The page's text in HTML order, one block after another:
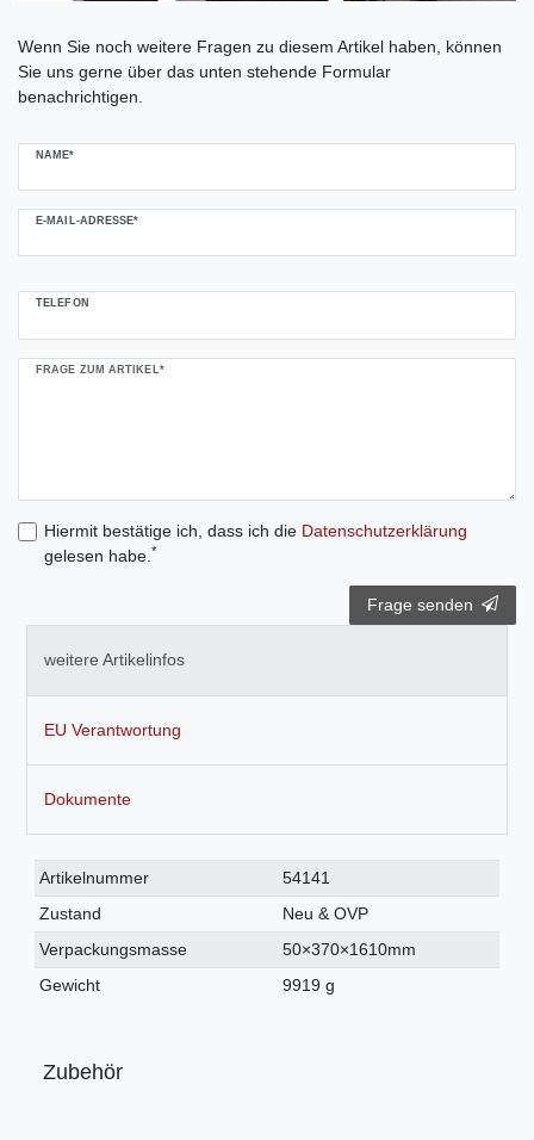
Wenn Sie noch weitere Fragen zu diesem Artikel haben, können
Sie uns gerne über das unten stehende Formular
benachrichtigen.
NAME*
E-MAIL-ADRESSE*
TELEFON
FRAGE ZUM ARTIKEL*
Hiermit bestätige ich, dass ich die Daten­schutz­erklärung
gelesen habe.*
Frage senden
weitere Artikelinfos
EU Verantwortung
Dokumente
Technisches
Merkmal
Wert
Artikelnummer
54141
Zustand
Neu & OVP
Verpackungsmasse
50×370×1610mm
Gewicht
9919 g
Zubehör